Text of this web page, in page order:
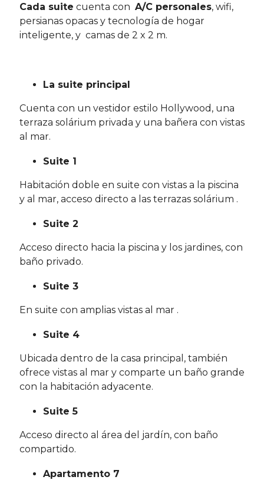
Cada suite cuenta con A/C personales, wifi,
persianas opacas y tecnología de hogar
inteligente, y camas de 2 x 2 m.
La suite principal
Cuenta con un vestidor estilo Hollywood, una
terraza solárium privada y una bañera con vistas
al mar.
Suite 1
Habitación doble en suite con vistas a la piscina
y al mar, acceso directo a las terrazas solárium .
Suite 2
Acceso directo hacia la piscina y los jardines, con
baño privado.
Suite 3
En suite con amplias vistas al mar .
Suite 4
Ubicada dentro de la casa principal, también
ofrece vistas al mar y comparte un baño grande
con la habitación adyacente.
Suite 5
Acceso directo al área del jardín, con baño
compartido.
Apartamento 7